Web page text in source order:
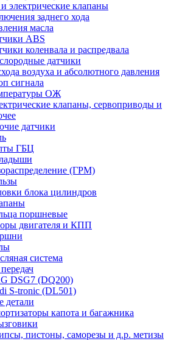
электрические клапаны
заднего хода
масла
ABS
коленвала и распредвала
датчики
воздуха и абсолютного давления
сигнала
ОЖ
клапаны, сервоприводы и
датчики
ГБЦ
(ГРМ)
блока цилиндров
поршневые
двигателя и КПП
система
DSG7 (DQ200)
S-tronic (DL501)
детали
капота и багажника
пистоны, саморезы и д.р. метизы